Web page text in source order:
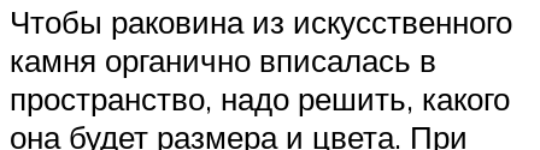
Чтобы раковина из искусственного
камня органично вписалась в
пространство, надо решить, какого
она будет размера и цвета. При